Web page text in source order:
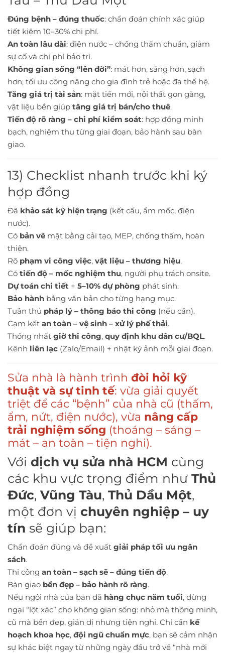
Đúng bệnh – đúng thuốc: chẩn đoán chính xác giúp
tiết kiệm 10–30% chi phí.
An toàn lâu dài: điện nước – chống thấm chuẩn, giảm
sự cố và chi phí bảo trì.
Không gian sống “lên đời”: mát hơn, sáng hơn, sạch
hơn; tối ưu công năng cho gia đình trẻ hoặc đa thế hệ.
Tăng giá trị tài sản: mặt tiền mới, nội thất gọn gàng,
vật liệu bền giúp tăng giá trị bán/cho thuê.
Tiến độ rõ ràng – chi phí kiểm soát: hợp đồng minh
bạch, nghiệm thu từng giai đoạn, bảo hành sau bàn
giao.
13) Checklist nhanh trước khi ký
hợp đồng
Đã khảo sát kỹ hiện trạng (kết cấu, ẩm mốc, điện
nước).
Có bản vẽ mặt bằng cải tạo, MEP, chống thấm, hoàn
thiện.
Rõ phạm vi công việc, vật liệu – thương hiệu.
Có tiến độ – mốc nghiệm thu, người phụ trách onsite.
Dự toán chi tiết + 5–10% dự phòng phát sinh.
Bảo hành bằng văn bản cho từng hạng mục.
Tuân thủ pháp lý – thông báo thi công (nếu cần).
Cam kết an toàn – vệ sinh – xử lý phế thải.
Thống nhất giờ thi công, quy định khu dân cư/BQL.
Kênh liên lạc (Zalo/Email) + nhật ký ảnh mỗi giai đoạn.
Sửa nhà là hành trình đòi hỏi kỹ
thuật và sự tinh tế: vừa giải quyết
triệt để các “bệnh” của nhà cũ (thấm,
ẩm, nứt, điện nước), vừa nâng cấp
trải nghiệm sống (thoáng – sáng –
mát – an toàn – tiện nghi).
Với dịch vụ sửa nhà HCM cùng
các khu vực trọng điểm như Thủ
Đức, Vũng Tàu, Thủ Dầu Một,
một đơn vị chuyên nghiệp – uy
tín sẽ giúp bạn:
Chẩn đoán đúng và đề xuất giải pháp tối ưu ngân
sách.
Thi công an toàn – sạch sẽ – đúng tiến độ.
Bàn giao bền đẹp – bảo hành rõ ràng.
Nếu ngôi nhà của bạn đã hàng chục năm tuổi, đừng
ngại “lột xác” cho không gian sống: nhỏ mà thông minh,
cũ mà bền đẹp, giản dị nhưng tiện nghi. Chỉ cần kế
hoạch khoa học, đội ngũ chuẩn mực, bạn sẽ cảm nhận
sự khác biệt ngay từ những ngày đầu trở về “nhà mới